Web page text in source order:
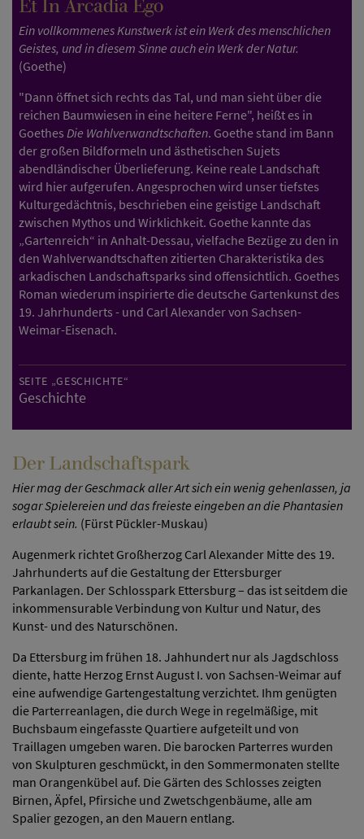
Ein vollkommenes Kunstwerk ist ein Werk des menschlichen
Geistes, und in diesem Sinne auch ein Werk der Natur.
(Goethe)
"Dann öffnet sich rechts das Tal, und man sieht über die
reichen Baumwiesen in eine heitere Ferne", heißt es in
Goethes Die Wahlverwandtschaften. Goethe stand im Bann
der großen Bildformeln und ästhetischen Sujets
abendländischer Überlieferung. Keine reale Landschaft
wird hier aufgerufen. Angesprochen wird unser tiefstes
Kulturgedächtnis, beschrieben eine geistige Landschaft
zwischen Mythos und Wirklichkeit. Goethe kannte das
„Gartenreich“ in Anhalt-Dessau, vielfache Bezüge zu den in
den Wahlverwandtschaften zitierten Charakteristika des
arkadischen Landschaftsparks sind offensichtlich. Goethes
Roman wiederum inspirierte die deutsche Gartenkunst des
19. Jahrhunderts - und Carl Alexander von Sachsen-
Weimar-Eisenach.
SEITE „GESCHICHTE“
Geschichte
Der Landschaftspark
Hier mag der Geschmack aller Art sich ein wenig gehenlassen, ja
sogar Spielereien und das freieste eingeben an die Phantasien
erlaubt sein. (Fürst Pückler-Muskau)
Augenmerk richtet Großherzog Carl Alexander Mitte des 19.
Jahrhunderts auf die Gestaltung der Ettersburger
Parkanlagen. Der Schlosspark Ettersburg – das ist seitdem die
inkommensurable Verbindung von Kultur und Natur, des
Kunst- und des Naturschönen.
Da Ettersburg im frühen 18. Jahhundert nur als Jagdschloss
diente, hatte Herzog Ernst August I. von Sachsen-Weimar auf
eine aufwendige Gartengestaltung verzichtet. Ihm genügten
die Parterreanlagen, die durch Wege in regelmäßige, mit
Buchsbaum eingefasste Quartiere aufgeteilt und von
Traillagen umgeben waren. Die barocken Parterres wurden
von Skulpturen geschmückt, in den Sommermonaten stellte
man Orangenkübel auf. Die Gärten des Schlosses zeigten
Birnen, Äpfel, Pfirsiche und Zwetschgenbäume, alle am
Spalier gezogen, an den Mauern entlang.